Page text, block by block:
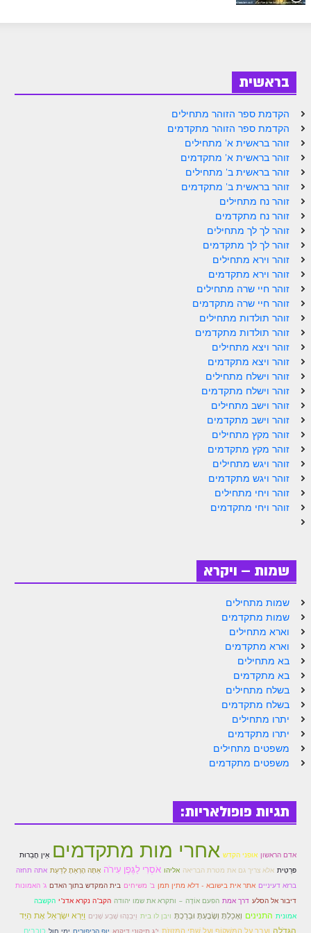
ספר הזוהר בראשית א' מתקדמים
ספר הזוהר נח מתחילים
ספר הזוהר לך לך מתחילים
ספר הזוהר לך לך מתקדמים
ספר הזוהר וירא מתחילים
ספר הזוהר וירא מתקדמים
ספר הזוהר חיי שרה מתחילים
ספר הזוהר חיי שרה מתקדמים
ספר הזוהר תולדות מתחילים
ספר הזוהר תולדות מתקדמים
ספר הזוהר ויצא מתחילים
ספר הזוהר ויצא מתקדמים
ספר הזוהר וישלח מתחילים
הזוהר הקדוש וישלח מתקדמים
הזוהר הקדוש וישב מתחילים
הזוהר הקדוש וישב מתקדמים
הזוהר הקדוש מקץ מתחילים
הזוהר הקדוש מקץ מתקדמים
הזוהר הקדוש ויגש מתקדמים
הזוהר הקדוש ויחי מתחילים
הזוהר הקדוש ויחי מתקדמים
ספר הזוהר – שמות
הזוהר הקדוש שמות מתחילים
הזוהר הקדוש שמות מתקדמים
הזוהר הקדוש וארא מתחילים
הזוהר הקדוש וארא מתקדמים
הזוהר הקדוש בא מתקדמים
הזוהר הקדוש בשלח מתחילים
הזוהר הקדוש בשלח מתקדמים
הזוהר הקדוש יתרו מתקדמים
משפטים מתחילים
בראשית
הקדמת ספר הזוהר מתחילים
הקדמת ספר הזוהר מתקדמים
זוהר בראשית א' מתחילים
זוהר בראשית א' מתקדמים
זוהר בראשית ב' מתחילים
זוהר בראשית ב' מתקדמים
זוהר נח מתחילים
זוהר נח מתקדמים
זוהר לך לך מתחילים
זוהר לך לך מתקדמים
זוהר וירא מתחילים
זוהר וירא מתקדמים
זוהר חיי שרה מתחילים
זוהר חיי שרה מתקדמים
זוהר תולדות מתחילים
זוהר תולדות מתקדמים
זוהר ויצא מתחילים
זוהר ויצא מתקדמים
זוהר וישלח מתחילים
זוהר וישלח מתקדמים
זוהר וישב מתחילים
זוהר וישב מתקדמים
זוהר מקץ מתחילים
זוהר מקץ מתקדמים
זוהר ויגש מתחילים
זוהר ויגש מתקדמים
זוהר ויחי מתחילים
זוהר ויחי מתקדמים
שמות – ויקרא
שמות מתחילים
שמות מתקדמים
וארא מתחילים
וארא מתקדמים
בא מתחילים
בא מתקדמים
בשלח מתחילים
בשלח מתקדמים
יתרו מתחילים
יתרו מתקדמים
משפטים מתחילים
משפטים מתקדמים
תגיות פופולאריות:
אדם הראשון אופני הקדש אחרי מות מתקדמים אֵין חֲבֵרוּת
פּרַטִית אלא צריך גם את מטרת הבריאה אליהו אֹסְרִי לַגֶּפֶן עִירֹה אַתָּה הָרְאֵתָ לָדַעַת אתה תחזה
ברזא דעיניים אתר אית בישובא - דלא מתין תמן ב' משיחים בית המקדש בתוך האדם ג' האמונות
דיבור אל הסלע דרך אמת הפעם אוֹדֶה – ותקרא את שמו יהודה הקב"ה נקרא אדנ"י הקשבה
אמונית התנינים וְאָכַלְתָּ וְשָׂבָעְתָּ וּבֵרַכְתָּ ויבן לו בית וַיִּבְנֵהוּ שֶׁבַע שָׁנִים וַיַּרְא יִשְׂרָאֵל אֶת הַיָּד
הַגְּדֹלָה וְעָבַר עַל הַמַּשְׁקוֹף וְעַל שְׁתֵּי הַמְּזוּזֹת י"ג תיקוני דיקנא ימי חול כוכבים